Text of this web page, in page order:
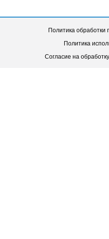
Политика
Политика
Согласие на